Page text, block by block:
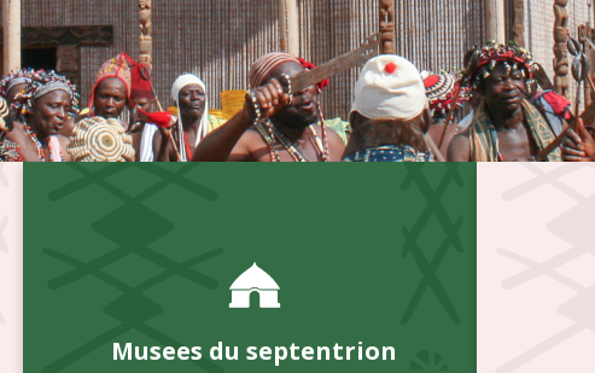
Musees du septentrion